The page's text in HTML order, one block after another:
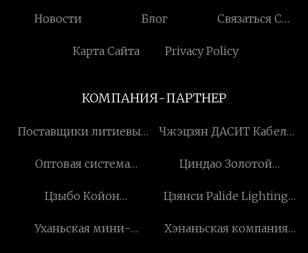
Новости Блог
Связаться С
Карта Сайта
Privacy Policy
КОМПАНИЯ-ПАРТНЕР
Поставщики литиевых
Чжэцзян ДАСИТ Кабель
ограниченной
Оптовая система
Циндао Золотой
Промышленность Co.,
Цзыбо Койон
Технологическая
Цзянси Palide Lighting
Уханьская мини-
Хэнаньская компания